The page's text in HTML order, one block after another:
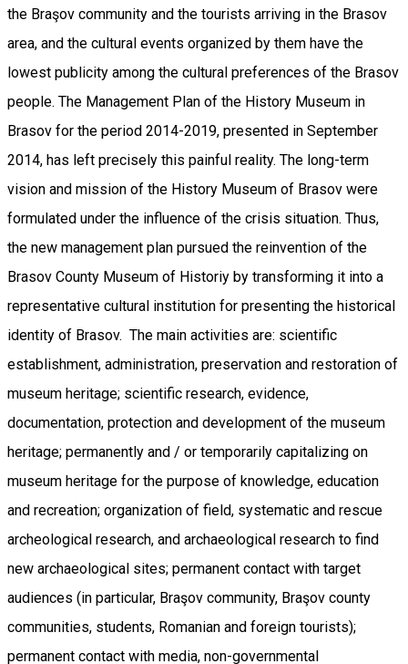
the Braşov community and the tourists arriving in the Brasov
area, and the cultural events organized by them have the
lowest publicity among the cultural preferences of the Brasov
people. The Management Plan of the History Museum in
Brasov for the period 2014-2019, presented in September
2014, has left precisely this painful reality. The long-term
vision and mission of the History Museum of Brasov were
formulated under the influence of the crisis situation. Thus,
the new management plan pursued the reinvention of the
Brasov County Museum of Historiy by transforming it into a
representative cultural institution for presenting the historical
identity of Brasov. The main activities are: scientific
establishment, administration, preservation and restoration of
museum heritage; scientific research, evidence,
documentation, protection and development of the museum
heritage; permanently and / or temporarily capitalizing on
museum heritage for the purpose of knowledge, education
and recreation; organization of field, systematic and rescue
archeological research, and archaeological research to find
new archaeological sites; permanent contact with target
audiences (in particular, Braşov community, Braşov county
communities, students, Romanian and foreign tourists);
permanent contact with media, non-governmental